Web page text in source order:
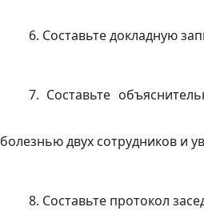
6. Составьте докладную
7. Составьте
болезнью двух сотрудников и
8. Составьте протокол